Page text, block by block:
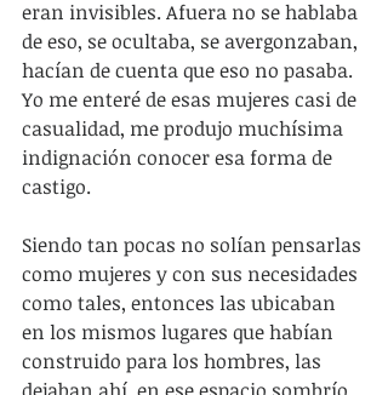
eran invisibles. Afuera no se hablaba
de eso, se ocultaba, se avergonzaban,
hacían de cuenta que eso no pasaba.
Yo me enteré de esas mujeres casi de
casualidad, me produjo muchísima
indignación conocer esa forma de
castigo.
Siendo tan pocas no solían pensarlas
como mujeres y con sus necesidades
como tales, entonces las ubicaban
en los mismos lugares que habían
construido para los hombres, las
dejaban ahí, en ese espacio sombrío.